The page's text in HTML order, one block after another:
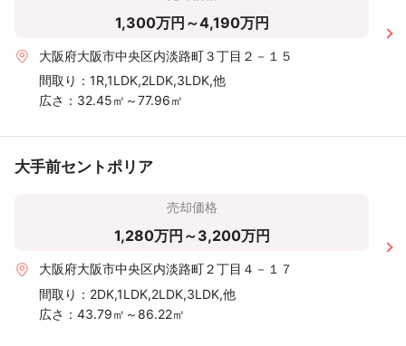
1,300万円～4,190万円
大阪府大阪市中央区内淡路町３丁目２－１５
間取り： 1R,1LDK,2LDK,3LDK,他
広さ： 32.45㎡～77.96㎡
大手前セントポリア
売却価格
1,280万円～3,200万円
大阪府大阪市中央区内淡路町２丁目４－１７
間取り： 2DK,1LDK,2LDK,3LDK,他
広さ： 43.79㎡～86.22㎡